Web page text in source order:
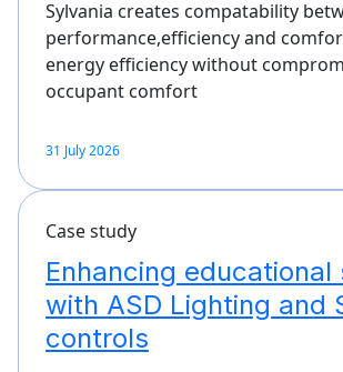
Sylvania creates compatability
performance,efficiency and
energy efficiency without
occupant comfort
31 July 2026
Case study
Enhancing educational
with ASD Lighting and
controls